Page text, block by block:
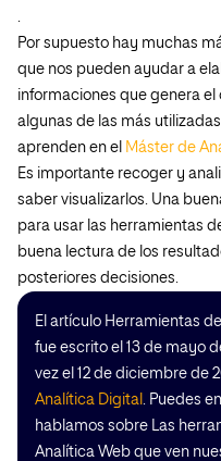
.
Por supuesto hay muchas
que nos pueden ayudar a
informaciones que genera
algunas de las más
aprenden en el Máster de
Es importante recoger y
saber visualizarlos. Una
para usar las herramientas
buena lectura de los
posteriores decisiones.
El artículo Herramientas
fue escrito el 13 de mayo
vez el 12 de diciembre de
Analítica Digital . Puedes
hablamos sobre Las
Analítica Web que ven